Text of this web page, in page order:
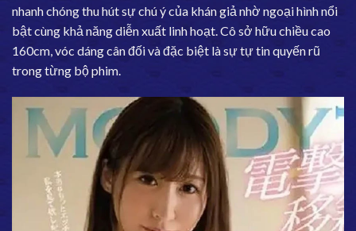
nhanh chóng thu hút sự chú ý của khán giả nhờ ngoại hình nổi
bật cùng khả năng diễn xuất linh hoạt. Cô sở hữu chiều cao
160cm, vóc dáng cân đối và đặc biệt là sự tự tin quyến rũ
trong từng bộ phim.